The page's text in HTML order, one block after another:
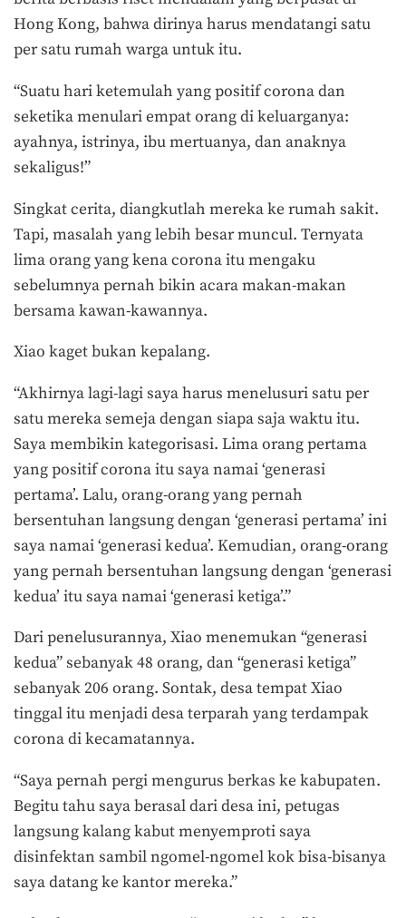
Hong Kong, bahwa dirinya harus mendatangi satu
per satu rumah warga untuk itu.
“Suatu hari ketemulah yang positif corona dan
seketika menulari empat orang di keluarganya:
ayahnya, istrinya, ibu mertuanya, dan anaknya
sekaligus!”
Singkat cerita, diangkutlah mereka ke rumah sakit.
Tapi, masalah yang lebih besar muncul. Ternyata
lima orang yang kena corona itu mengaku
sebelumnya pernah bikin acara makan-makan
bersama kawan-kawannya.
Xiao kaget bukan kepalang.
“Akhirnya lagi-lagi saya harus menelusuri satu per
satu mereka semeja dengan siapa saja waktu itu.
Saya membikin kategorisasi. Lima orang pertama
yang positif corona itu saya namai ‘generasi
pertama’. Lalu, orang-orang yang pernah
bersentuhan langsung dengan ‘generasi pertama’ ini
saya namai ‘generasi kedua’. Kemudian, orang-orang
yang pernah bersentuhan langsung dengan ‘generasi
kedua’ itu saya namai ‘generasi ketiga’.”
Dari penelusurannya, Xiao menemukan “generasi
kedua” sebanyak 48 orang, dan “generasi ketiga”
sebanyak 206 orang. Sontak, desa tempat Xiao
tinggal itu menjadi desa terparah yang terdampak
corona di kecamatannya.
“Saya pernah pergi mengurus berkas ke kabupaten.
Begitu tahu saya berasal dari desa ini, petugas
langsung kalang kabut menyemproti saya
disinfektan sambil ngomel-ngomel kok bisa-bisanya
saya datang ke kantor mereka.”